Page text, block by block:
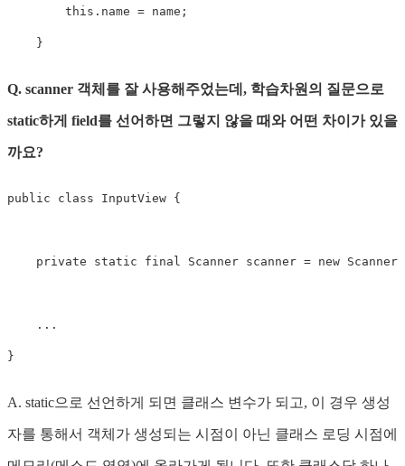
this . name = name ;
}
Q. scanner 객체를 잘 사용해주었는데, 학습차원의 질문으로
static하게 field를 선어하면 그렇지 않을 때와 어떤 차이가 있을
까요?
public class InputView {
private static final Scanner scanner = new Scanner
. . .
}
A. static으로 선언하게 되면 클래스 변수가 되고, 이 경우 생성
자를 통해서 객체가 생성되는 시점이 아닌 클래스 로딩 시점에